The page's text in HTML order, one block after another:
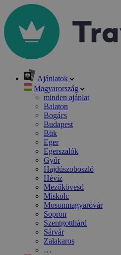
Ajánlatok
Magyarország
minden ajánlat
Balaton
Bogács
Budapest
Bük
Eger
Egerszalók
Győr
Hajdúszoboszló
Hévíz
Mezőkövesd
Miskolc
Mosonmagyaróvár
Sopron
Szentgotthárd
Sárvár
Zalakaros
…